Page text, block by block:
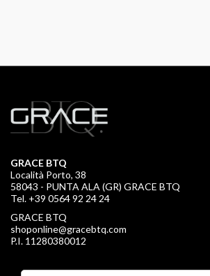
GRACE BTQ
Località Porto, 38
58043 - PUNTA ALA (GR) GRACE BTQ
Tel. +39 0564 92 24 24
GRACE BTQ
shoponline@gracebtq.com
P.I. 11280380012